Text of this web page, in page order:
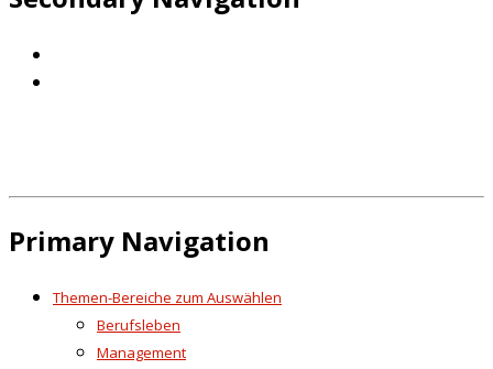
Primary Navigation
Themen-Bereiche zum Auswählen
Berufsleben
Management